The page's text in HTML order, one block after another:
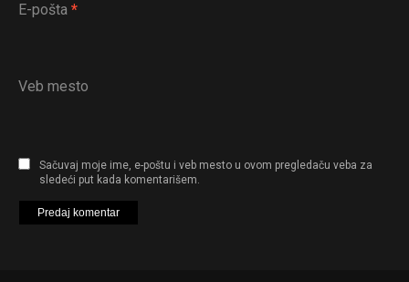
E-pošta *
Veb mesto
Sačuvaj moje ime, e-poštu i veb mesto u ovom pregledaču veba za
sledeći put kada komentarišem.